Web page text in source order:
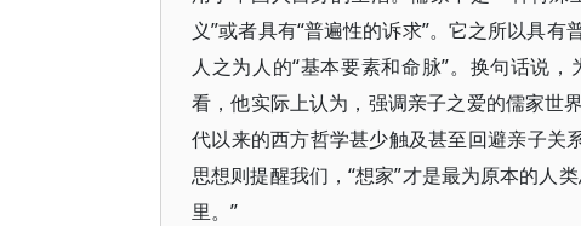
义”或者具有“普遍性的诉求”。它之所以具
人之为人的“基本要素和命脉”。换句话说
看，他实际上认为，强调亲子之爱的儒家世
代以来的西方哲学甚少触及甚至回避亲子关
思想则提醒我们，“想家”才是最为原本的人
里。”